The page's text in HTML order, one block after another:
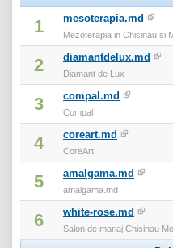
1 mesoterapia.md
Mezoterapia in Chisinau si
2 diamantdelux.md
Diamant de Lux
3 compal.md
Compal
4 coreart.md
CoreArt
5 amalgama.md
amalgama.md
6 white-rose.md
Salon de mariaj Chisinau